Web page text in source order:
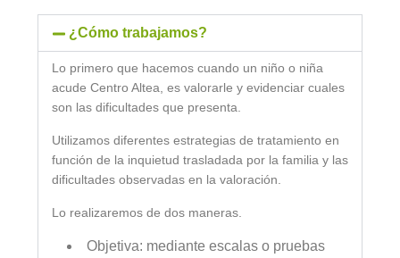
¿Cómo trabajamos?
Lo primero que hacemos cuando un niño o niña
acude Centro Altea, es valorarle y evidenciar cuales
son las dificultades que presenta.
Utilizamos diferentes estrategias de tratamiento en
función de la inquietud trasladada por la familia y las
dificultades observadas en la valoración.
Lo realizaremos de dos maneras.
Objetiva: mediante escalas o pruebas